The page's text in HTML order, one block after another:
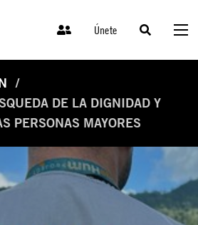
Únete
DE LA DIGNIDAD Y
PERSONAS MAYORES